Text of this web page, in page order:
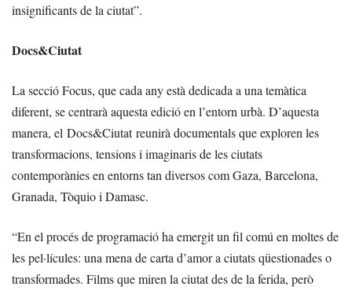
insignificants de la ciutat”.
Docs&Ciutat
La secció Focus, que cada any està dedicada a una temàtica
diferent, se centrarà aquesta edició en l’entorn urbà. D’aquesta
manera, el Docs&Ciutat reunirà documentals que exploren les
transformacions, tensions i imaginaris de les ciutats
contemporànies en entorns tan diversos com Gaza, Barcelona,
Granada, Tòquio i Damasc.
“En el procés de programació ha emergit un fil comú en moltes de
les pel·lícules: una mena de carta d’amor a ciutats qüestionades o
transformades. Films que miren la ciutat des de la ferida, però